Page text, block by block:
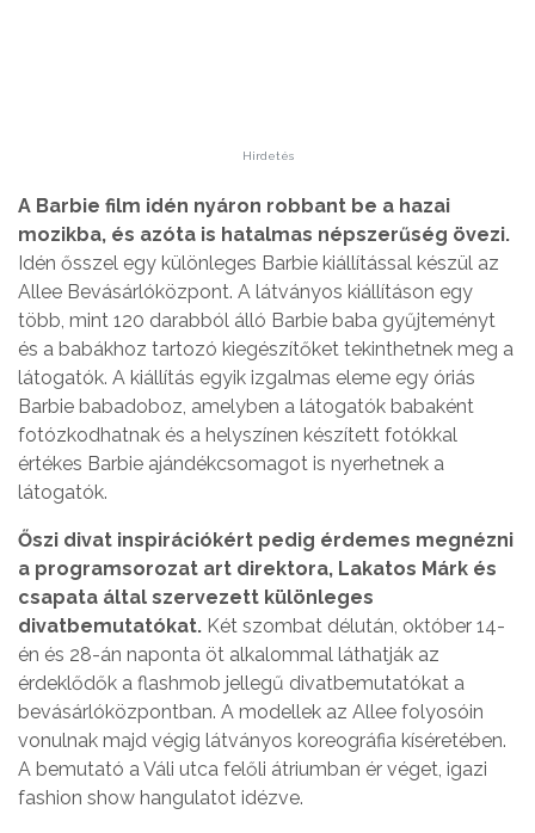
Hirdetés
A Barbie film idén nyáron robbant be a hazai
mozikba, és azóta is hatalmas népszerűség övezi.
Idén ősszel egy különleges Barbie kiállítással készül az
Allee Bevásárlóközpont. A látványos kiállításon egy
több, mint 120 darabból álló Barbie baba gyűjteményt
és a babákhoz tartozó kiegészítőket tekinthetnek meg a
látogatók. A kiállítás egyik izgalmas eleme egy óriás
Barbie babadoboz, amelyben a látogatók babaként
fotózkodhatnak és a helyszínen készített fotókkal
értékes Barbie ajándékcsomagot is nyerhetnek a
látogatók.
Őszi divat inspirációkért pedig érdemes megnézni
a programsorozat art direktora, Lakatos Márk és
csapata által szervezett különleges
divatbemutatókat. Két szombat délután, október 14-
én és 28-án naponta öt alkalommal láthatják az
érdeklődők a flashmob jellegű divatbemutatókat a
bevásárlóközpontban. A modellek az Allee folyosóin
vonulnak majd végig látványos koreográfia kíséretében.
A bemutató a Váli utca felőli átriumban ér véget, igazi
fashion show hangulatot idézve.